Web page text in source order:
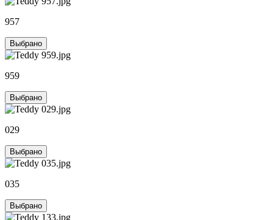
957
Выбрано
959
Выбрано
029
Выбрано
035
Выбрано